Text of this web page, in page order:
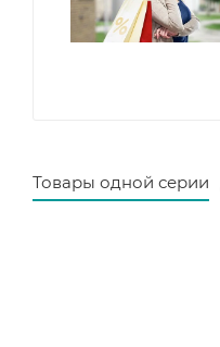
Товары одной серии